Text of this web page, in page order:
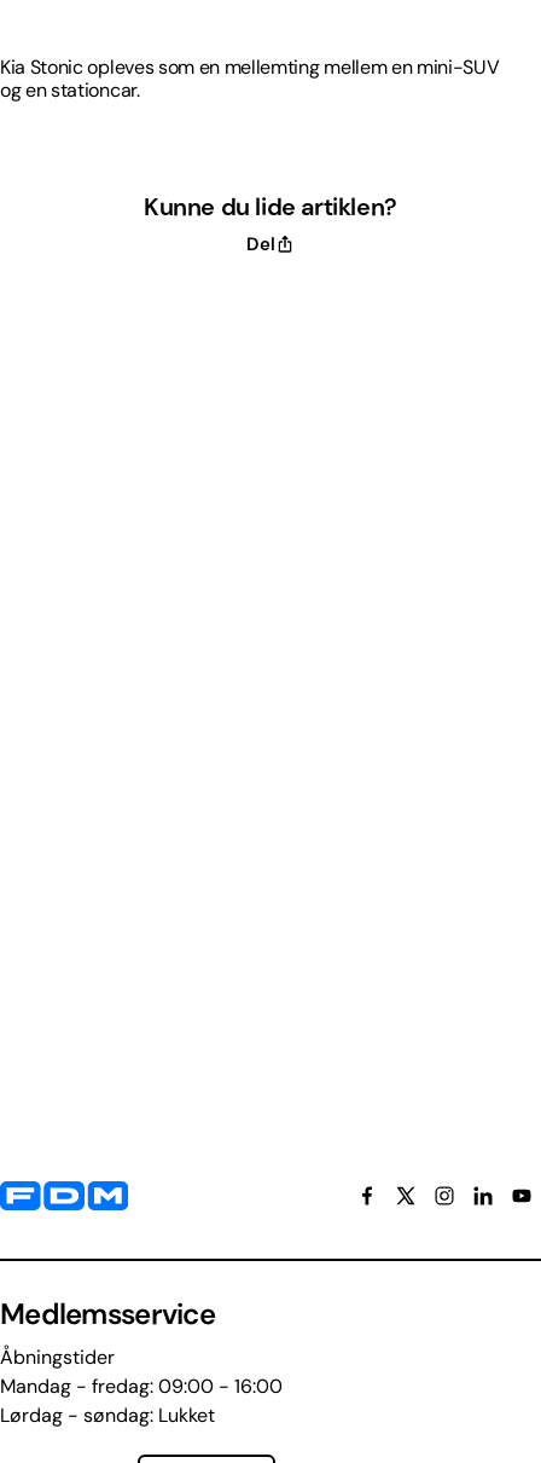
Kia Stonic opleves som en mellemting mellem en mini-SUV
og en stationcar.
Kunne du lide artiklen?
Del
Yderligere information og kontaktoplysninger
Medlemsservice
Åbningstider
Mandag - fredag: 09:00 - 16:00
Lørdag - søndag: Lukket